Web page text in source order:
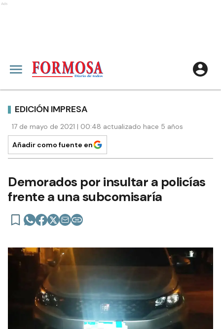
Ads
EDICIÓN IMPRESA
17 de mayo de 2021 | 00:48 actualizado hace 5 años
Añadir como fuente en
Demorados por insultar a policías
frente a una subcomisaría